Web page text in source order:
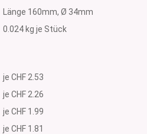
Länge 160mm, Ø 34mm
0.024kg je Stück
je CHF 2.53
je CHF 2.26
je CHF 1.99
je CHF 1.81